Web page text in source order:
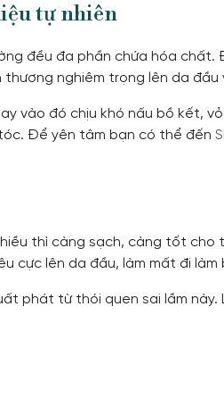
tự nhiên
đều đa phần chứa hóa chất.
nghiêm trọng lên da
vào đó chịu khó nấu bồ kết,
Để yên tâm bạn có thể đến
thì càng sạch, càng tốt cho
cực lên da đầu, làm mất đi
phát từ thói quen sai lầm này.